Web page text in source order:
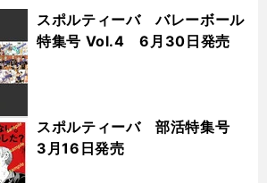
スポルティーバ バレーボール
特集号 Vol.4 6月30日発売
スポルティーバ 部活特集号
3月16日発売